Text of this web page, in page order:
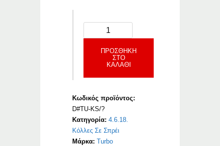
ΠΡΟΣΘΉΚΗ
ΣΤΟ
ΚΑΛΆΘΙ
Κωδικός προϊόντος:
D#TU-KS/?
Κατηγορία:4.6.18.
Κόλλες Σε Σπρέι
Μάρκα:Turbo